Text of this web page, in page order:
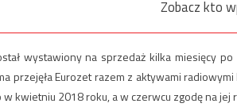
Zobacz kto
wystawiony na sprzedaż kilka miesięcy
przejęła Eurozet razem z aktywami
w kwietniu 2018 roku, a w czerwcu zgodę na